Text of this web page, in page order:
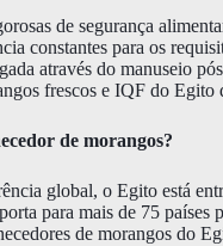
de segurança
constantes para os
através do manuseio
frescos e IQF do Egito
de morangos?
global, o Egito está
para mais de 75 países
de morangos do